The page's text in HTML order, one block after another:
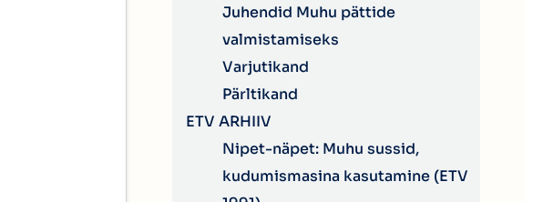
Juhendid Muhu pättide
valmistamiseks
Varjutikand
Pärltikand
ETV ARHIIV
Nipet-näpet: Muhu sussid,
kudumismasina kasutamine (ETV